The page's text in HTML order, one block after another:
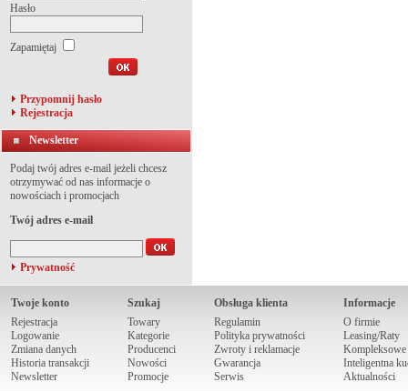
Hasło
Zapamiętaj
Przypomnij hasło
Rejestracja
Newsletter
Podaj twój adres e-mail jeżeli chcesz
otrzymywać od nas informacje o
nowościach i promocjach
Twój adres e-mail
Prywatność
Twoje konto
Rejestracja
Logowanie
Zmiana danych
Historia transakcji
Newsletter
Szukaj
Towary
Kategorie
Producenci
Nowości
Promocje
Obsługa klienta
Regulamin
Polityka prywatności
Zwroty i reklamacje
Gwarancja
Serwis
Informacje
O firmie
Leasing/Raty
Kompleksowe
Inteligentna
Aktualności